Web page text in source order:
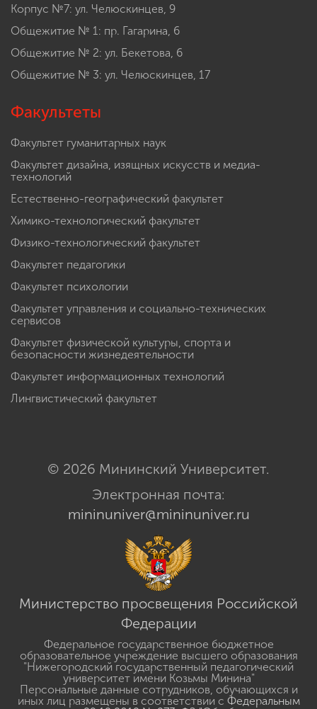
Корпус №7: ул. Челюскинцев, 9
Общежитие № 1: пр. Гагарина, 6
Общежитие № 2: ул. Бекетова, 6
Общежитие № 3: ул. Челюскинцев, 17
Факультеты
Факультет гуманитарных наук
Факультет дизайна, изящных искусств и медиа-
технологий
Естественно-географический факультет
Химико-технологический факультет
Физико-технологический факультет
Факультет педагогики
Факультет психологии
Факультет управления и социально-технических
сервисов
Факультет физической культуры, спорта и
безопасности жизнедеятельности
Факультет информационных технологий
Лингвистический факультет
© 2026 Мининский Университет.
Электронная почта:
mininuniver@mininuniver.ru
Министерство просвещения Российской
Федерации
Федеральное государственное бюджетное
образовательное учреждение высшего образования
"Нижегородский государственный педагогический
университет имени Козьмы Минина"
Персональные данные сотрудников, обучающихся и
иных лиц размещены в соответствии с Федеральным